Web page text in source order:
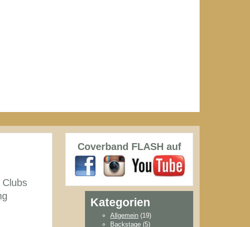
Coverband FLASH auf
Kategorien
Allgemein (19)
Backstage (5)